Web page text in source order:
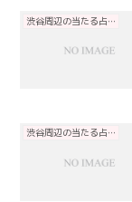
渋谷周辺の当たる占い
渋谷周辺の当たる占い